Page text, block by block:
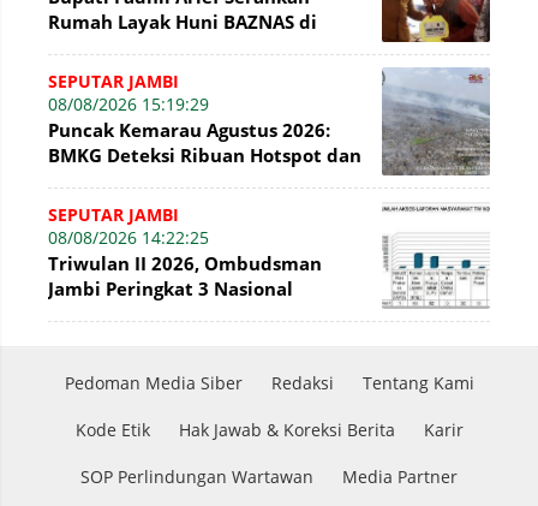
Rumah Layak Huni BAZNAS di
SEPUTAR JAMBI
08/08/2026 15:19:29
Puncak Kemarau Agustus 2026:
BMKG Deteksi Ribuan Hotspot dan
SEPUTAR JAMBI
08/08/2026 14:22:25
Triwulan II 2026, Ombudsman
Jambi Peringkat 3 Nasional
Pedoman Media Siber Redaksi Tentang Kami
Kode Etik Hak Jawab & Koreksi Berita Karir
SOP Perlindungan Wartawan Media Partner